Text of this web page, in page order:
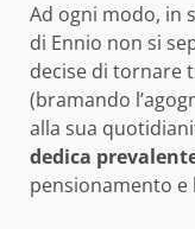
Ad ogni modo, in
di Ennio non si
decise di tornare
(bramando
alla sua
dedica
pensionamento